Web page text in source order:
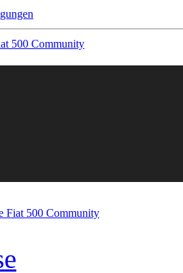
Fiat 500 Community